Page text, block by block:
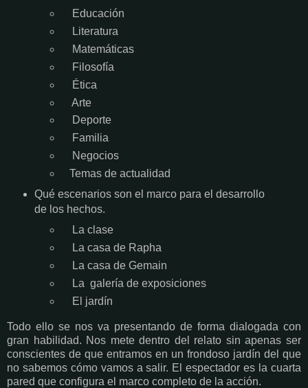
Educación
Literatura
Matemáticas
Filosofía
Ética
Arte
Deporte
Familia
Negocios
Temas de actualidad
Qué escenarios son el marco para el desarrollo
de los hechos.
La clase
La casa de Rapha
La casa de Gemain
La galería de exposiciones
El jardín
Todo ello se nos va presentando de forma dialogada con
gran habilidad. Nos mete dentro del relato sin apenas ser
conscientes de que entramos en un frondoso jardín del que
no sabemos cómo vamos a salir. El espectador es la cuarta
pared que configura el marco completo de la acción.